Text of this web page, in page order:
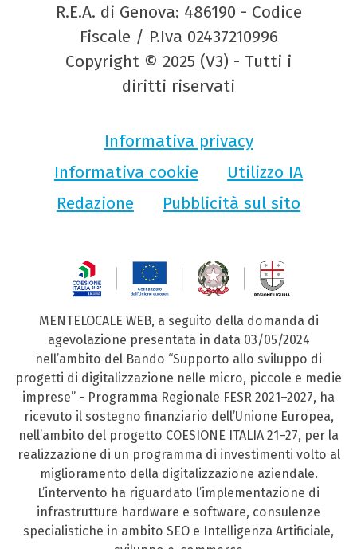
R.E.A. di Genova: 486190 - Codice
Fiscale / P.Iva 02437210996
Copyright © 2025 (V3) - Tutti i
diritti riservati
Informativa privacy
Informativa cookie
Utilizzo IA
Redazione
Pubblicità sul sito
MENTELOCALE WEB, a seguito della domanda di
agevolazione presentata in data 03/05/2024
nell’ambito del Bando “Supporto allo sviluppo di
progetti di digitalizzazione nelle micro, piccole e medie
imprese” - Programma Regionale FESR 2021–2027, ha
ricevuto il sostegno finanziario dell’Unione Europea,
nell’ambito del progetto COESIONE ITALIA 21–27, per la
realizzazione di un programma di investimenti volto al
miglioramento della digitalizzazione aziendale.
L’intervento ha riguardato l’implementazione di
infrastrutture hardware e software, consulenze
specialistiche in ambito SEO e Intelligenza Artificiale,